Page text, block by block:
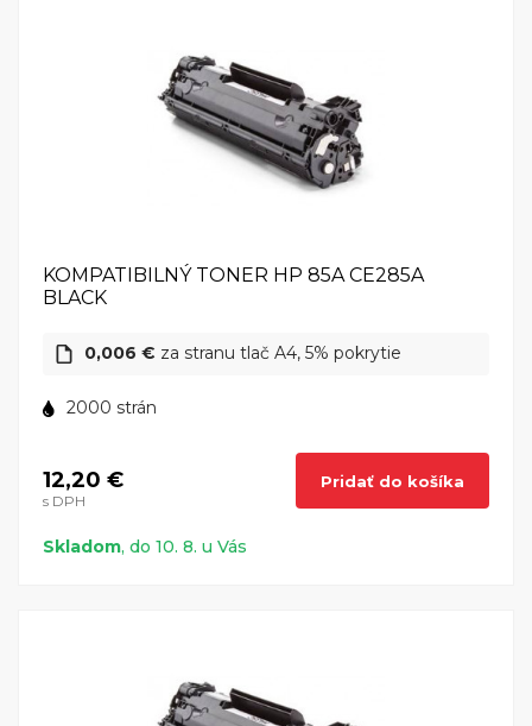
KOMPATIBILNÝ TONER HP 85A CE285A
BLACK
0,006 € za stranu tlač A4, 5% pokrytie
2000 strán
12,20 €
s DPH
Pridať do košíka
Skladom, do 10. 8. u Vás